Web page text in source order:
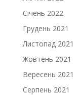
Січень 2022
Грудень 2021
Листопад 2021
Жовтень 2021
Вересень 2021
Серпень 2021